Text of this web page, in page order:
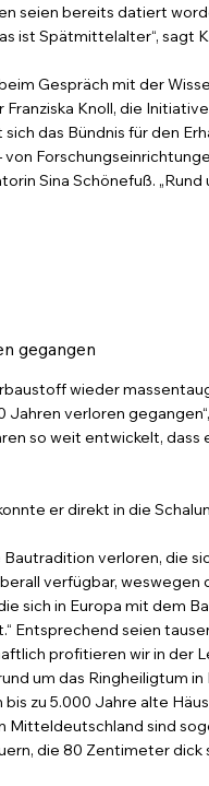
seien bereits datiert
ist Spätmittelalter“, sagt
Gespräch mit der
Franziska Knoll, die
das Bündnis für den
von
Sina Schönefuß.
gegangen
wieder
Jahren verloren
so weit entwickelt,
er direkt in die
Bautradition verloren, die
verfügbar, weswegen
sich in Europa mit dem
Entsprechend seien
profitieren wir in der
um das Ringheiligtum
bis zu 5.000 Jahre alte
Mitteldeutschland sind
die 80 Zentimeter dick